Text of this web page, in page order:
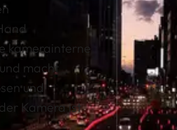
kamerainterne
macht
und
Kamera ist